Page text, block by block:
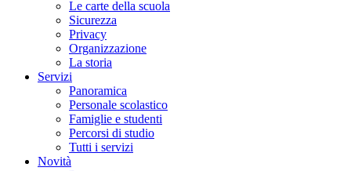
Le carte della scuola
Sicurezza
Privacy
Organizzazione
La storia
Servizi
Panoramica
Personale scolastico
Famiglie e studenti
Percorsi di studio
Tutti i servizi
Novità